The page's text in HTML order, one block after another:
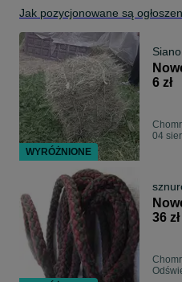
Jak pozycjonowane są
6 zł
04
36 zł
WYRÓŻNIONE